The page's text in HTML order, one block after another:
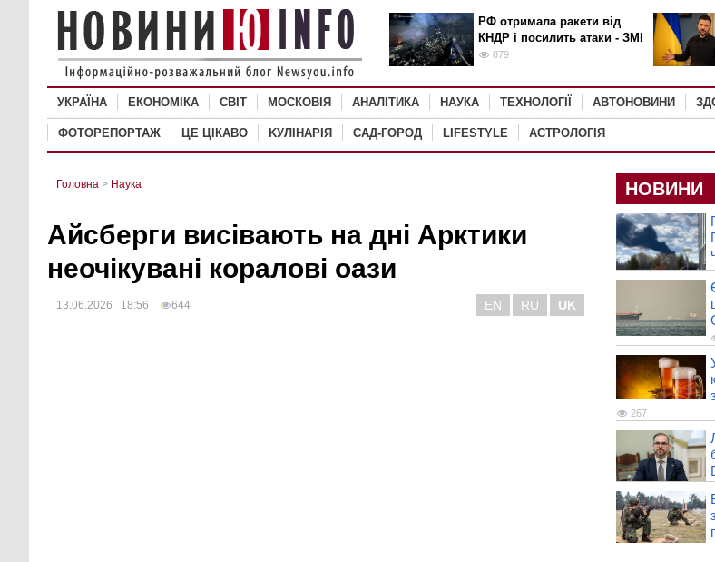
РФ отримала ракети від
КНДР і посилить атаки - ЗМІ
879
УКРАЇНА ЕКОНОМІКА СВІТ MОСКОВІЯ АНАЛІТИКА НАУКА ТЕХНОЛОГІЇ АВТОНОВИНИ
ФОТОРЕПОРТАЖ ЦЕ ЦІКАВО KУЛІНАРІЯ САД-ГОРОД LIFESTYLE АСТРОЛОГІЯ
Головна > Наука
Айсберги висівають на дні Арктики
неочікувані коралові оази
13.06.2026 18:56 644 EN RU UK
НОВИНИ
267